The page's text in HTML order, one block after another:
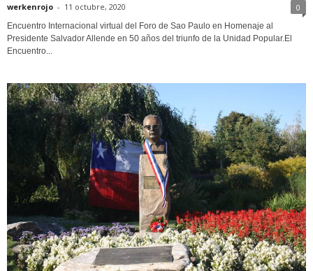
werkenrojo - 11 octubre, 2020 0
Encuentro Internacional virtual del Foro de Sao Paulo en Homenaje al
Presidente Salvador Allende en 50 años del triunfo de la Unidad Popular.El
Encuentro...